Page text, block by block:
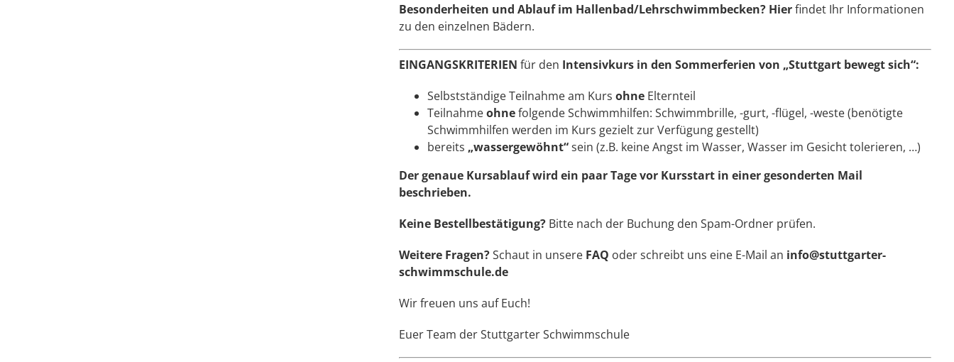
Besonderheiten und Ablauf im Hallenbad/Lehrschwimmbecken? Hierfindet Ihr Informationen
zu den einzelnen Bädern.
EINGANGSKRITERIEN für den Intensivkurs in den Sommerferien von „Stuttgart bewegt sich“:
Selbstständige Teilnahme am Kurs ohne Elternteil
Teilnahmeohnefolgende Schwimmhilfen: Schwimmbrille, -gurt, -flügel, -weste (benötigte
Schwimmhilfen werden im Kurs gezielt zur Verfügung gestellt)
bereits „wassergewöhnt“sein (z.B. keine Angst im Wasser, Wasser im Gesicht tolerieren, …)
Der genaue Kursablauf wird ein paar Tage vor Kursstart in einer gesonderten Mail
beschrieben.
Keine Bestellbestätigung? Bitte nach der Buchung den Spam-Ordner prüfen.
Weitere Fragen?Schaut in unsere FAQ oder schreibt uns eine E-Mail an info@stuttgarter-
schwimmschule.de
Wir freuen uns auf Euch!
Euer Team der Stuttgarter Schwimmschule